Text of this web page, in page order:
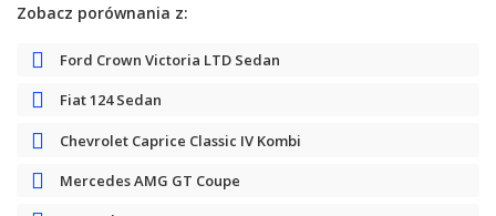
Zobacz porównania z:
Ford Crown Victoria LTD Sedan
Fiat 124 Sedan
Chevrolet Caprice Classic IV Kombi
Mercedes AMG GT Coupe